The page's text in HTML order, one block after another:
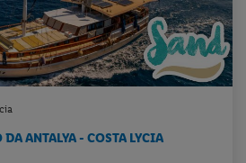
ANTALYA - COSTA LYCIA